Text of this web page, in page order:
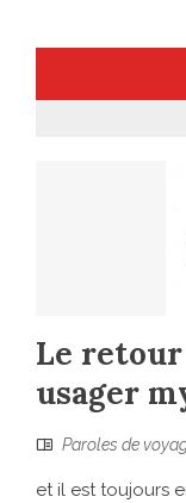
Le
usager
Paroles de
et il est toujours